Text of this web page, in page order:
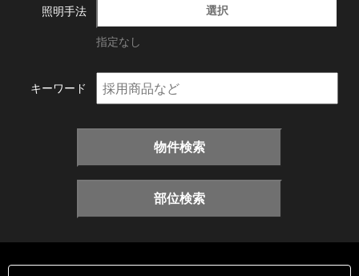
照明手法 選択
指定なし
キーワード
物件検索
部位検索